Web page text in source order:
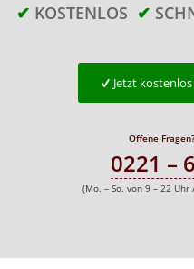
✔ KOSTENLOS ✔
Jetzt
Offene
0221 –
(Mo. – So. von 9 – 22 Uhr